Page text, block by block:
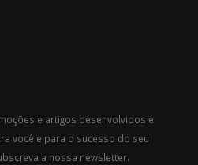
e artigos desenvolvidos e
você e para o sucesso do seu
a nossa newsletter.